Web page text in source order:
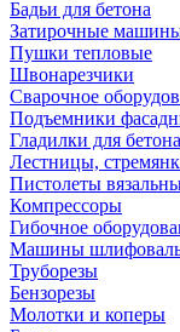
Бадьи для бетона
Затирочные
Пушки тепловые
Швонарезчики
Сварочное
Подъемники
Гладилки для бетона
Лестницы,
Пистолеты
Компрессоры
Гибочное
Машины
Труборезы
Бензорезы
Молотки и коперы